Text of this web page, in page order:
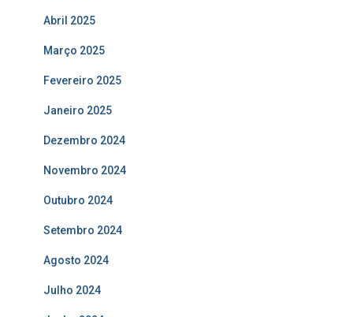
Abril 2025
Março 2025
Fevereiro 2025
Janeiro 2025
Dezembro 2024
Novembro 2024
Outubro 2024
Setembro 2024
Agosto 2024
Julho 2024